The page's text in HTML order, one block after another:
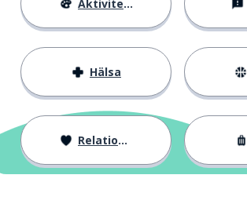
Aktiviteter
Hälsa
Relationer